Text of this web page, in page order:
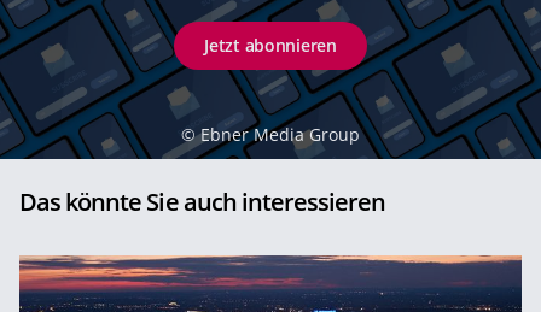
Jetzt abonnieren
© Ebner Media Group
Das könnte Sie auch interessieren